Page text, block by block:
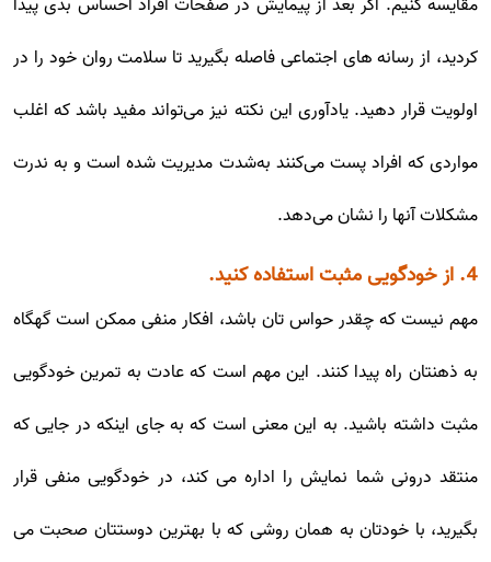
کردید، از رسانه های اجتماعی فاصله بگیرید تا سلامت روان خود را در
اولویت قرار دهید. یادآوری این نکته نیز می‌تواند مفید باشد که اغلب
مواردی که افراد پست می‌کنند به‌شدت مدیریت شده است و به ندرت
مشکلات آنها را نشان می‌دهد.
4. از خودگویی مثبت استفاده کنید.
مهم نیست که چقدر حواس تان باشد، افکار منفی ممکن است گهگاه
به ذهنتان راه پیدا کنند. این مهم است که عادت به تمرین خودگویی
مثبت داشته باشید. به این معنی است که به جای اینکه در جایی که
منتقد درونی شما نمایش را اداره می کند، در خودگویی منفی قرار
بگیرید، با خودتان به همان روشی که با بهترین دوستتان صحبت می